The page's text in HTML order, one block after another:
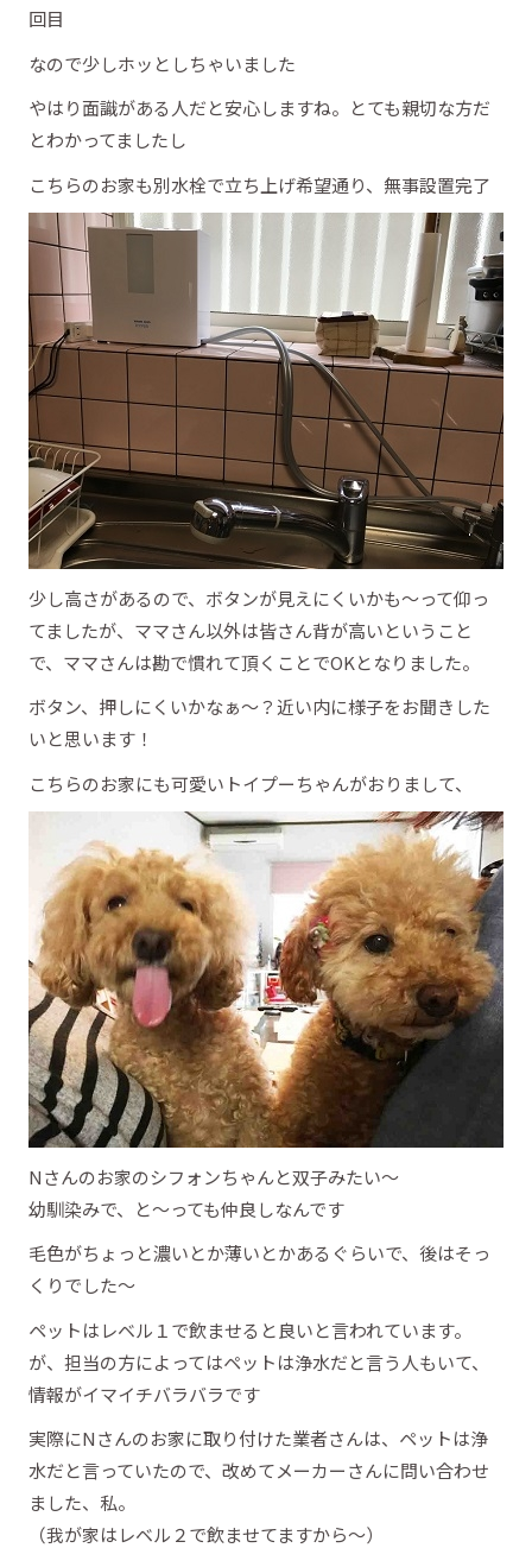
回目
なので少しホッとしちゃいました
やはり面識がある人だと安心しますね。とても親切な方だ
とわかってましたし
こちらのお家も別水栓で立ち上げ希望通り、無事設置完了
少し高さがあるので、ボタンが見えにくいかも～って仰っ
てましたが、ママさん以外は皆さん背が高いということ
で、ママさんは勘で慣れて頂くことでOKとなりました。
ボタン、押しにくいかなぁ～？近い内に様子をお聞きした
いと思います！
こちらのお家にも可愛いトイプーちゃんがおりまして、
Nさんのお家のシフォンちゃんと双子みたい～
幼馴染みで、と～っても仲良しなんです
毛色がちょっと濃いとか薄いとかあるぐらいで、後はそっ
くりでした～
ペットはレベル１で飲ませると良いと言われています。
が、担当の方によってはペットは浄水だと言う人もいて、
情報がイマイチバラバラです
実際にNさんのお家に取り付けた業者さんは、ペットは浄
水だと言っていたので、改めてメーカーさんに問い合わせ
ました、私。
（我が家はレベル２で飲ませてますから～）